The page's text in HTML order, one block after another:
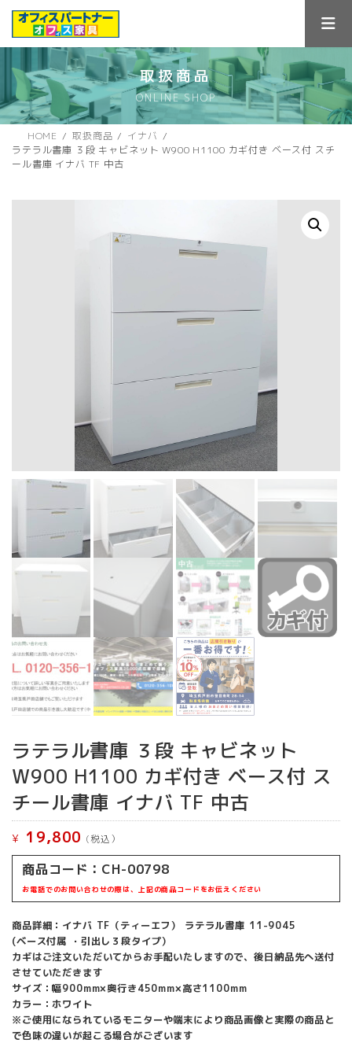
ス
キ
ン
に
取扱商品
ONLINE SHOP
HOME 取扱商品
イナバ
ラテラル書庫 ３段 キャビネット W900 H1100 カギ付き ベース付 スチ
ール書庫 イナバ TF 中古
ラテラル書庫 ３段 キャビネット
W900 H1100 カギ付き ベース付 ス
チール書庫 イナバ TF 中古
¥ 19,800 (税込）
商品コード：CH-00798
お電話でのお問い合わせの際は、上記の商品コードをお伝えください
商品詳細：イナバ TF（ティーエフ） ラテラル書庫 11-9045
(ベース付属 ・引出し３段タイプ）
カギはご注文いただいてからお手配いたしますので、後日納品先へ送付
させていただきます
サイズ：幅900mm×奥行き450mm×高さ1100mm
カラー：ホワイト
※ご使用になられているモニターや端末により商品画像と実際の商品と
で色味の違いが起こる場合がございます